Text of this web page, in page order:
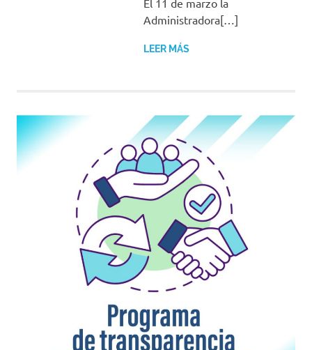
El 11 de marzo la
Administradora[…]
LEER MÁS